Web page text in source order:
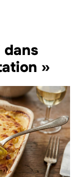
dans
»